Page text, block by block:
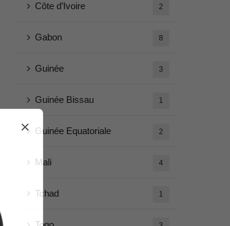
Côte d’Ivoire 2
Gabon 8
Guinée 3
Guinée Bissau 1
Guinée Equatoriale 2
Mali 4
Tchad 1